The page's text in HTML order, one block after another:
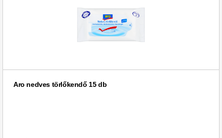
Aro nedves törlőkendő 15 db